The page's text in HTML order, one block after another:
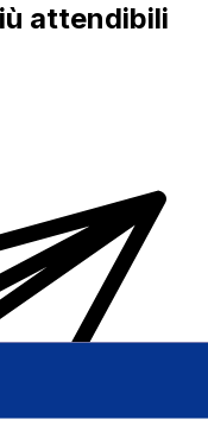
attendibili